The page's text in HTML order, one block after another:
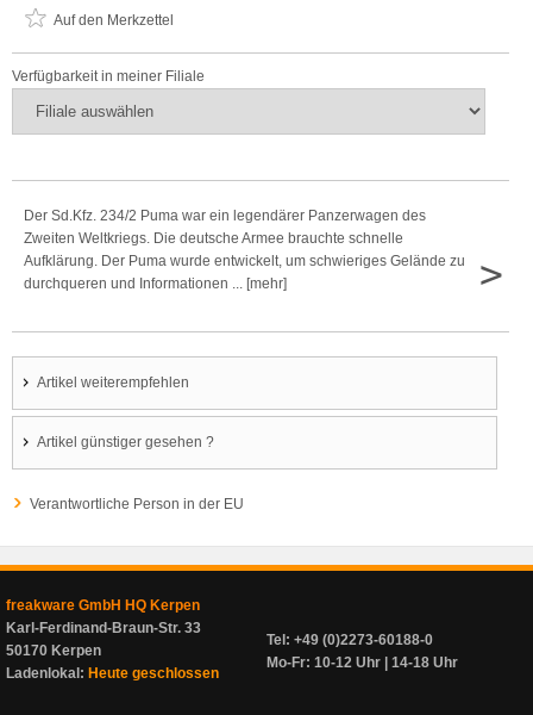
Auf den Merkzettel
Verfügbarkeit in meiner Filiale
Der Sd.Kfz. 234/2 Puma war ein legendärer Panzerwagen des
Zweiten Weltkriegs. Die deutsche Armee brauchte schnelle
Aufklärung. Der Puma wurde entwickelt, um schwieriges Gelände zu
durchqueren und Informationen ... [mehr]
>
Artikel weiterempfehlen
Artikel günstiger gesehen ?
Verantwortliche Person in der EU
freakware GmbH HQ Kerpen
Karl-Ferdinand-Braun-Str. 33
50170 Kerpen
Ladenlokal: Heute geschlossen
Tel: +49 (0)2273-60188-0
Mo-Fr: 10-12 Uhr | 14-18 Uhr